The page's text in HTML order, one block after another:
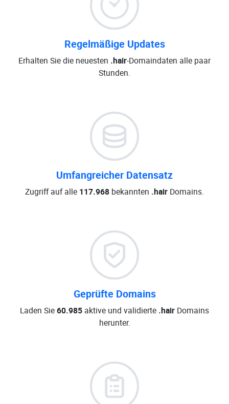
Regelmäßige Updates
Erhalten Sie die neuesten .hair-Domaindaten alle paar
Stunden.
Umfangreicher Datensatz
Zugriff auf alle 117.968 bekannten .hair Domains.
Geprüfte Domains
Laden Sie60.985 aktive und validierte .hair Domains
herunter.